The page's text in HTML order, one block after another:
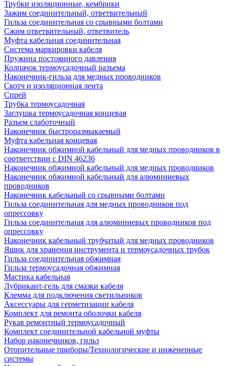
Трубки изоляционные, кембрики
Зажим соединительный, ответвительный
Гильза соединительная со срывными болтами
Сжим ответвительный, ответвитель
Муфта кабельная соединительная
Система маркировки кабеля
Пружина постоянного давления
Колпачок термоусадочный разъема
Наконечник-гильза для медных проводников
Скотч и изоляционная лента
Спрей
Трубка термоусадочная
Заглушка термоусадочная концевая
Разъем слаботочный
Наконечник быстроразмыкаемый
Муфта кабельная концевая
Наконечник обжимной кабельный для медных проводников в
соответствии с DIN 46236
Наконечник обжимной кабельный для медных проводников
Наконечник обжимной кабельный для алюминиевых
проводников
Наконечник кабельный со срывными болтами
Гильза соединительная для медных проводников под
опрессовку
Гильза соединительная для алюминиевых проводников под
опрессовку
Наконечник кабельный трубчатый для медных проводников
Ящик для хранения инструмента и термоусадочных трубок
Гильза соединительная обжимная
Гильза термоусадочная обжимная
Мастика кабельная
Лубрикант-гель для смазки кабеля
Клемма для подключения светильников
Аксессуары для герметизации кабеля
Комплект для ремонта оболочки кабеля
Рукав ремонтный термоусадочный
Комплект соединительной кабельной муфты
Набор наконечников, гильз
Отопительные приборы/Технологические и инженерные
системы